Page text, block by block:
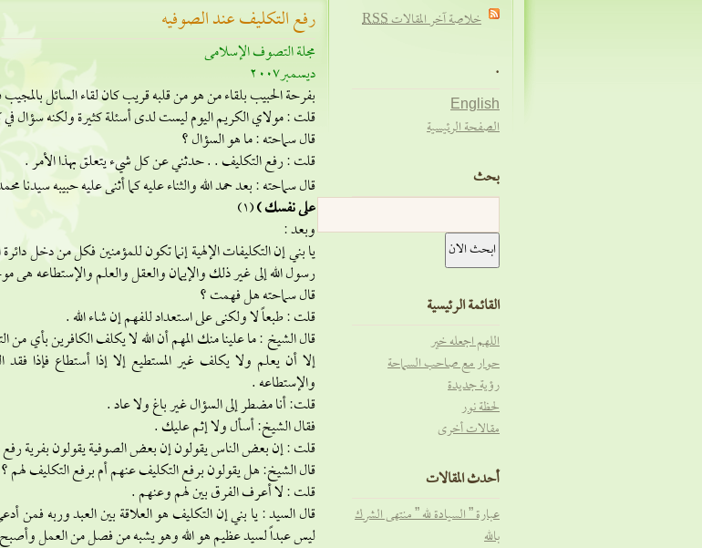
رفع التكليف عند الصوفيه
مجلة التصوف الإسلامى
ديسمبر2007
بفرحة الحبيب بلقاء من هو من قلبه قريب كان لقاء السائل
قلت : مولاي الكريم اليوم ليست لدى أسئلة كثيرة ولكنه سؤال في
قال سماحته : ما هو السؤال ؟
قلت : رفع التكليف . . حدثني عن كل شيء يتعلق بهذا الأمر .
قال سماحته : بعد حمد الله والثناء عليه كما أثنى عليه حبيبه سيدنا
على نفسك )(1)
وبعد :
يا بني إن التكليفات الإلهية إنما تكون للمؤمنين فكل من دخل
رسول الله إلى غير ذلك والإيمان والعقل والعلم والإستطاعه
قال سماحته هل فهمت ؟
قلت : طبعاً لا ولكنى على استعداد للفهم إن شاء الله .
قال الشيخ : ما علينا منك المهم أن الله لا يكلف الكافرين بأي
إلا أن يعلم ولا يكلف غير المستطيع إلا إذا أستطاع فإذا
والإستطاعه .
قلت: أنا مضطر إلى السؤال غير باغ ولا عاد .
فقال الشيخ: أسأل ولا إثم عليك .
قلت : إن بعض الناس يقولون إن بعض الصوفية يقولون بفرية
قال الشيخ: هل يقولون برفع التكليف عنهم أم برفع التكليف لهم ؟
قلت : لا أعرف الفرق بين لهم وعنهم .
قال السيد : يا بني إن التكليف هو العلاقة بين العبد وربه
ليس عبداً لسيد عظيم هو الله وهو يشبه من فصل من العمل
خلاصة آخر المقالاتRSS
.
English
الصفحة الرئيسية
بحث
القائمة الرئيسية
اللهم اجعله خير
حوار مع صاحب السماحة
رؤية جديدة
لحظة نور
مقالات أخرى
أحدث المقالات
عبارة ” السيادة لله ” منتهى الشرك
بالله